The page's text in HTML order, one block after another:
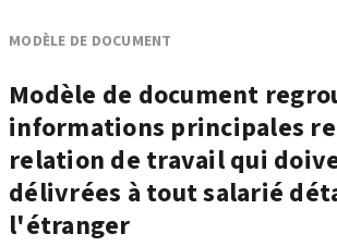
MODÈLE DE DOCUMENT
Modèle de document
informations principales
relation de travail qui
délivrées à tout salarié
l'étranger